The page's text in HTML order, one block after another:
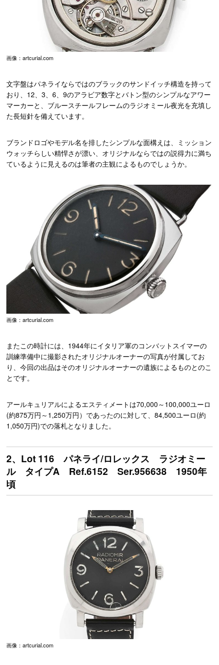
画像：artcurial.com
文字盤はパネライならではのブラックのサンドイッチ構造を持って
おり、12、3、6、9のアラビア数字とバトン型のシンプルなアワー
マーカーと、ブルースチールフレームのラジオミール夜光を充填し
た長短針を備えています。
ブランドロゴやモデル名を排したシンプルな面構えは、ミッション
ウォッチらしい精悍さが漂い、オリジナルならではの説得力に満ち
ているように見えるのは筆者の主観によるものでしょうか。
画像：artcurial.com
またこの時計には、1944年にイタリア軍のコンバットスイマーの
訓練準備中に撮影されたオリジナルオーナーの写真が付属してお
り、今回の出品はそのオリジナルオーナーの遺族によるものとのこ
とです。
アールキュリアルによるエスティメートは70,000～100,000ユーロ
(約875万円～1,250万円）であったのに対して、84,500ユーロ(約
1,050万円)での落札となりました。
2、Lot 116 パネライ/ロレックス ラジオミー
ル タイプA Ref.6152 Ser.956638 1950年
頃
画像：artcurial.com